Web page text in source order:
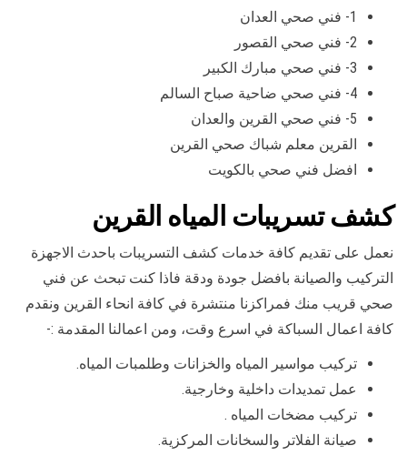
1- فني صحي العدان
2- فني صحي القصور
3- فني صحي مبارك الكبير
4- فني صحي ضاحية صباح السالم
5- فني صحي القرين والعدان
القرين معلم شباك صحي القرين
افضل فني صحي بالكويت
كشف تسريبات المياه القرين
نعمل على تقديم كافة خدمات كشف التسريبات باحدث الاجهزة
التركيب والصيانة بافضل جودة ودقة فاذا كنت تبحث عن فني
صحي قريب منك فمراكزنا منتشرة في كافة انحاء القرين ونقدم
كافة اعمال السباكة في اسرع وقت، ومن اعمالنا المقدمة :-
تركيب مواسير المياه والخزانات وطلمبات المياه.
عمل تمديدات داخلية وخارجية.
تركيب مضخات المياه .
صيانة الفلاتر والسخانات المركزية.